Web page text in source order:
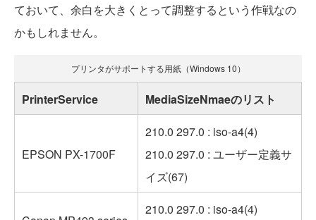
ておいて、余白を大きくとって調整するという作戦なの
かもしれません。
プリンタがサポートする用紙（Windows 10）
PrinterService MediaSizeNmaeのリスト
EPSON PX-1700F
210.0 297.0 : iso-a4(4)
210.0 297.0 : ユーザー定義サ
イズ(67)
210.0 297.0 : iso-a4(4)